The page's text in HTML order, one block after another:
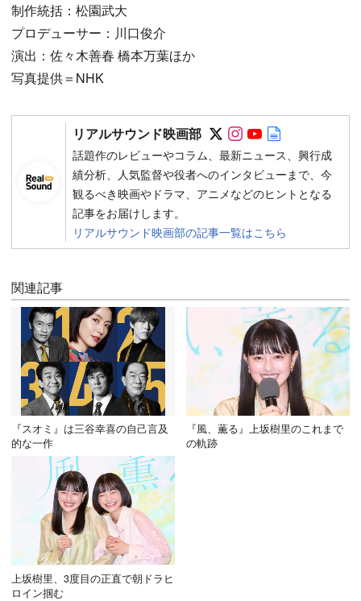
制作統括：松園武大
プロデューサー：川口俊介
演出：佐々木善春 橋本万葉ほか
写真提供＝NHK
リアルサウンド映画部 Follow on SNS
Follow on SNS
Follow on
話題作のレビューやコラム、最新ニュース、興行成
績分析、人気監督や役者へのインタビューまで、今
観るべき映画やドラマ、アニメなどのヒントとなる
記事をお届けします。
リアルサウンド映画部の記事一覧はこちら
関連記事
『スオミ』は三谷幸喜の自己言及
的な一作
『風、薫る』上坂樹里のこれまで
の軌跡
上坂樹里、3度目の正直で朝ドラヒ
ロイン掴む